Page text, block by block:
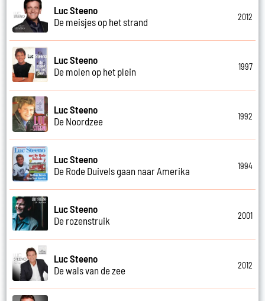
Luc Steeno
De meisjes op het strand
2012
Luc Steeno
De molen op het plein
1997
Luc Steeno
De Noordzee
1992
Luc Steeno
De Rode Duivels gaan naar Amerika
1994
Luc Steeno
De rozenstruik
2001
Luc Steeno
De wals van de zee
2012